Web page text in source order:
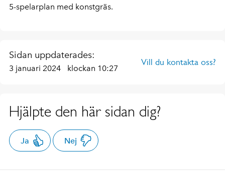
5-spelarplan med konstgräs.
Sidan uppdaterades:
3 januari 2024 klockan 10:27
Vill du kontakta oss?
Hjälpte den här sidan dig?
Ja Nej